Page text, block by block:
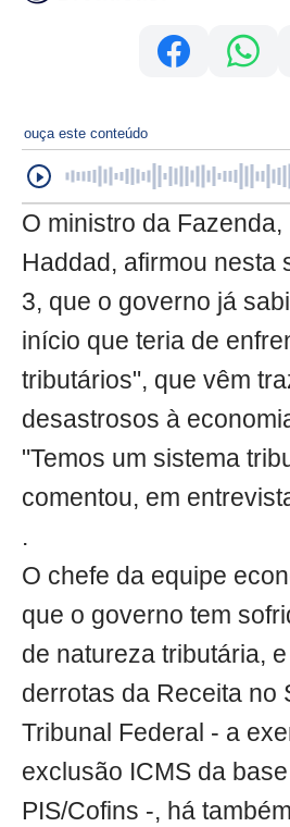
ouça este conteúdo
O ministro da Fazenda,
Haddad, afirmou nesta
3, que o governo já
início que teria de
tributários", que vêm
desastrosos à
"Temos um sistema
comentou, em
.
O chefe da equipe
que o governo tem
de natureza tributária,
derrotas da Receita no
Tribunal Federal - a
exclusão ICMS da
PIS/Cofins -, há